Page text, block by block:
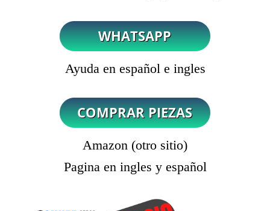
Ayuda en español e ingles
Amazon (otro sitio)
Pagina en ingles y español